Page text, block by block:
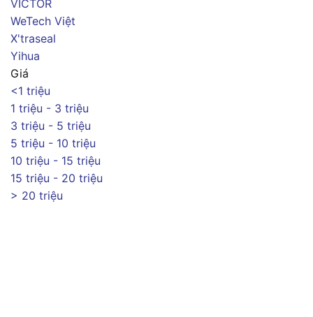
VICTOR
WeTech Việt
X'traseal
Yihua
Giá
<1 triệu
1 triệu - 3 triệu
3 triệu - 5 triệu
5 triệu - 10 triệu
10 triệu - 15 triệu
15 triệu - 20 triệu
> 20 triệu